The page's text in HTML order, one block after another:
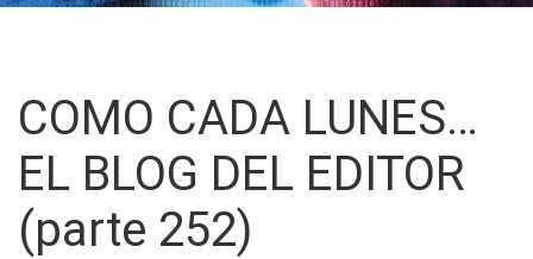
COMO CADA LUNES…
EL BLOG DEL EDITOR
(parte 252)